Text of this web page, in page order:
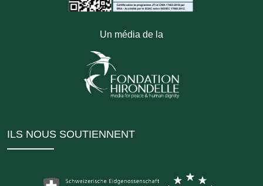
Un média de la
ILS NOUS SOUTIENNENT